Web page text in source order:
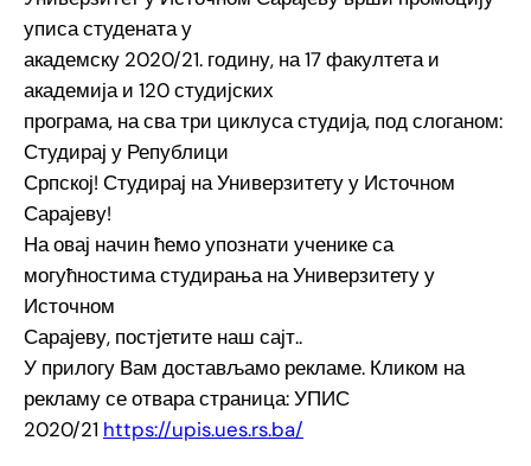
уписа студената у
академску 2020/21. годину, на 17 факултета и
академија и 120 студијских
програма, на сва три циклуса студија, под слоганом:
Студирај у Републици
Српској! Студирај на Универзитету у Источном
Сарајеву!
На овај начин ћемо упознати ученике са
могућностима студирања на Универзитету у
Источном
Сарајеву, постјетите наш сајт..
У прилогу Вам достављамо рекламе. Кликом на
рекламу се отвара страница: УПИС
2020/21 https://upis.ues.rs.ba/